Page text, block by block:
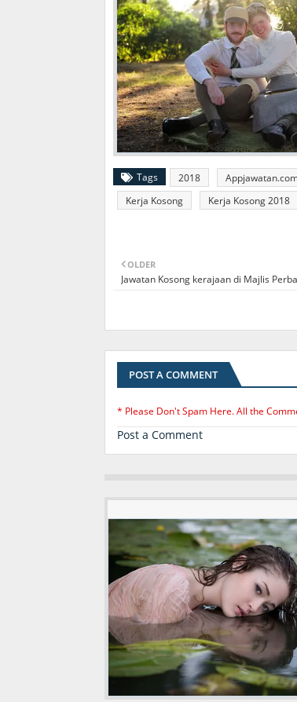
Tags 2018
Kerja Kosong
Kerja Kosong 2018
OLDER
Jawatan Kosong kerajaan di Majlis
POST A COMMENT
* Please Don't Spam Here. All the
Post a Comment